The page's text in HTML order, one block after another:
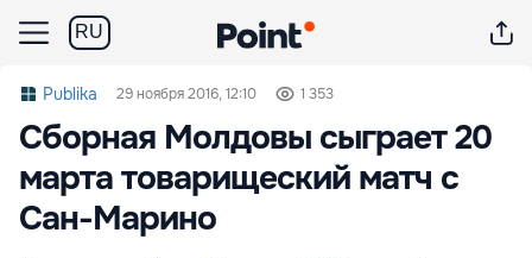
RU
Publika 29 ноября 2016, 12:10 1 353
Сборная Молдовы сыграет 20
марта товарищеский матч с
Сан-Марино